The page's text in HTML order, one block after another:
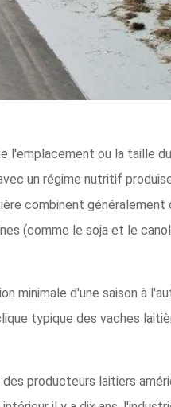
l'emplacement ou la taille
un régime nutritif
combinent généralement
(comme le soja et le
minimale d'une saison à
typique des vaches
producteurs laitiers